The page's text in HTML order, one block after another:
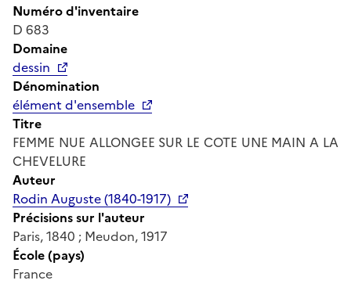
Numéro d'inventaire
D 683
Domaine
dessin
Dénomination
élément d'ensemble
Titre
FEMME NUE ALLONGEE SUR LE COTE UNE MAIN A LA
CHEVELURE
Auteur
Rodin Auguste (1840-1917)
Précisions sur l'auteur
Paris, 1840 ; Meudon, 1917
École (pays)
France